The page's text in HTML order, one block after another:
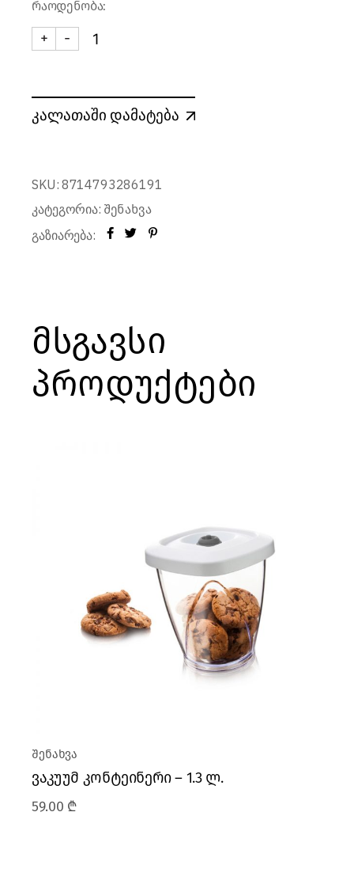
რაოდენობა:
ბანანის კონტეინერი quantity
-
+
კალათაში დამატება
SKU: 8714793286191
კატეგორია: შენახვა
გაზიარება:
მსგავსი
პროდუქტები
შენახვა
ვაკუუმ კონტეინერი – 1.3 ლ.
59.00 ₾